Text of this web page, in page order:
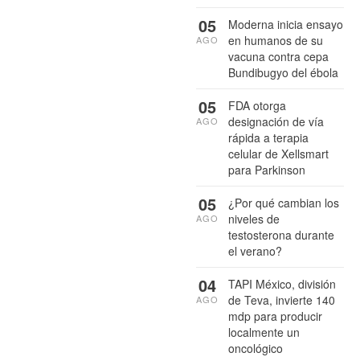
Moderna inicia ensayo
en humanos de su
vacuna contra cepa
Bundibugyo del ébola
05
AGO
FDA otorga
designación de vía
rápida a terapia
celular de Xellsmart
para Parkinson
05
AGO
¿Por qué cambian los
niveles de
testosterona durante
el verano?
05
AGO
TAPI México, división
de Teva, invierte 140
mdp para producir
localmente un
oncológico
04
AGO